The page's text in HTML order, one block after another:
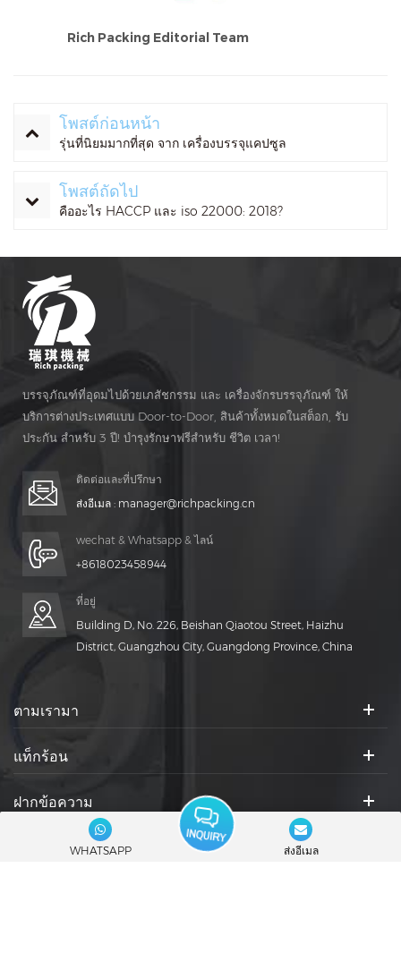
Rich Packing Editorial Team
โพสต์ก่อนหน้า
รุ่นที่นิยมมากที่สุด จาก เครื่องบรรจุแคปซูล
โพสต์ถัดไป
คืออะไร HACCP และ iso 22000: 2018?
บรรจุภัณฑ์ที่อุดมไปด้วยเภสัชกรรม และ เครื่องจักรบรรจุภัณฑ์ ให้
บริการต่างประเทศแบบ Door-to-Door, สินค้าทั้งหมดในสต็อก, รับ
ประกัน สำหรับ 3 ปี! บำรุงรักษาฟรีสำหรับ ชีวิต เวลา!
ติดต่อและที่ปรึกษา
ส่งอีเมล : manager@richpacking.cn
wechat & Whatsapp & ไลน์
+8618023458944
ที่อยู่
Building D, No. 226, Beishan Qiaotou Street, Haizhu
District, Guangzhou City, Guangdong Province, China
ตามเรามา
แท็กร้อน
ฝากข้อความ
ไอคอนสังคม :WHATSAPP ส่งอีเมล